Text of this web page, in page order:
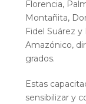
Florencia,
Montañita,
Fidel Suárez
Amazónico,
grados.
Estas
sensibilizar y